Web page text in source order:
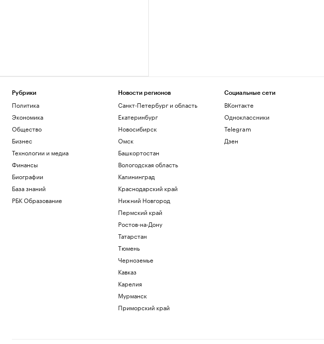
Рубрики
Политика
Экономика
Общество
Бизнес
Технологии и медиа
Финансы
Биографии
База знаний
РБК Образование
Новости регионов
Санкт-Петербург и область
Екатеринбург
Новосибирск
Омск
Башкортостан
Вологодская область
Калининград
Краснодарский край
Нижний Новгород
Пермский край
Ростов-на-Дону
Татарстан
Тюмень
Черноземье
Кавказ
Карелия
Мурманск
Приморский край
Социальные сети
ВКонтакте
Одноклассники
Telegram
Дзен